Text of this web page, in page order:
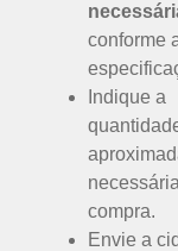
conforme
Indique a
compra.
Envie a